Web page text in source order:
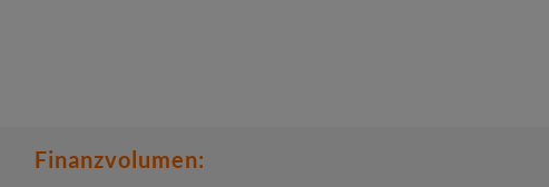
Finanzvolumen: